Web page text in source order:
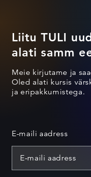
Liitu TULI
alati samm
Meie kirjutame ja
Oled alati kursis
ja eripakkumistega.
E-maili aadress